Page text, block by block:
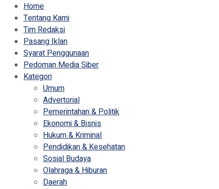
Home
Tentang Kami
Tim Redaksi
Pasang Iklan
Syarat Penggunaan
Pedoman Media Siber
Kategori
Umum
Advertorial
Pemerintahan & Politik
Ekonomi & Bisnis
Hukum & Kriminal
Pendidikan & Kesehatan
Sosial Budaya
Olahraga & Hiburan
Daerah